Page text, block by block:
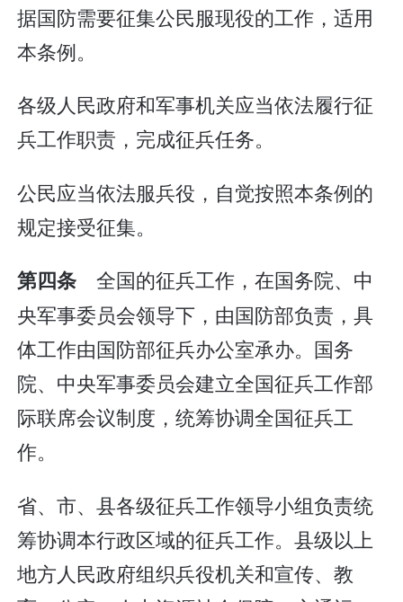
据国防需要征集公民服现役的工作，适用
本条例。
各级人民政府和军事机关应当依法履行征
兵工作职责，完成征兵任务。
公民应当依法服兵役，自觉按照本条例的
规定接受征集。
第四条 全国的征兵工作，在国务院、中
央军事委员会领导下，由国防部负责，具
体工作由国防部征兵办公室承办。国务
院、中央军事委员会建立全国征兵工作部
际联席会议制度，统筹协调全国征兵工
作。
省、市、县各级征兵工作领导小组负责统
筹协调本行政区域的征兵工作。县级以上
地方人民政府组织兵役机关和宣传、教